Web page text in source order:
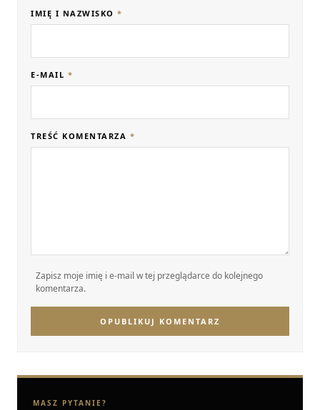
IMIĘ I NAZWISKO *
E-MAIL *
TREŚĆ KOMENTARZA *
Zapisz moje imię i e-mail w tej przeglądarce do kolejnego
komentarza.
OPUBLIKUJ KOMENTARZ
MASZ PYTANIE?